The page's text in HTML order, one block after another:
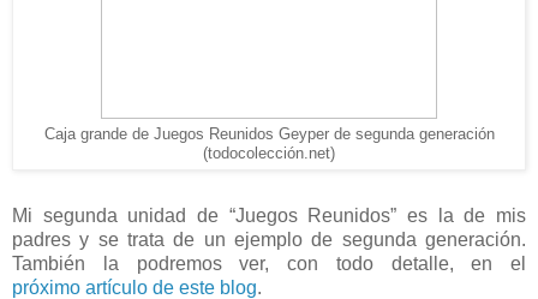
Caja grande de Juegos Reunidos Geyper de segunda generación
(todocolección.net)
Mi segunda unidad de “Juegos Reunidos” es la de mis
padres y se trata de un ejemplo de segunda generación.
También la podremos ver, con todo detalle, en el
próximo artículo de este blog.